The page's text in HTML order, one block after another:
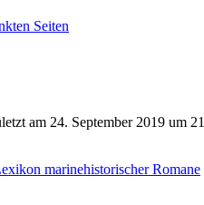
Seiten
am 24. September 2019 um
marinehistorischer Romane